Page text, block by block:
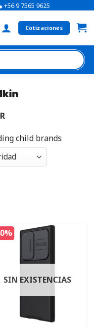
+56 9 7565 9625
Cotizaciones
child brands
SIN EXISTENCIAS